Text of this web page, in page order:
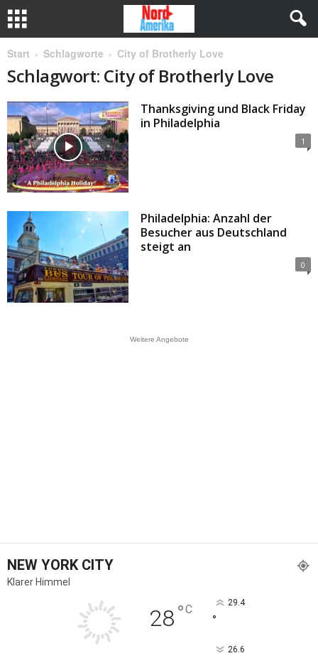
Start Schlagworte City of Brotherly Love
Schlagwort: City of Brotherly Love
Thanksgiving und Black Friday
in Philadelphia
1
Philadelphia: Anzahl der
Besucher aus Deutschland
steigt an
0
Weitere Angebote
NEW YORK CITY
Klarer Himmel
28°C 29.4
°
26.6